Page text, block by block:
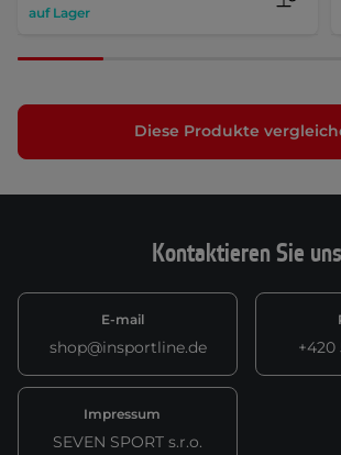
auf Lager
Diese Produkte
Kontaktieren Sie uns
E-mail
shop@insportline.de +420
Impressum
SEVEN SPORT s.r.o.